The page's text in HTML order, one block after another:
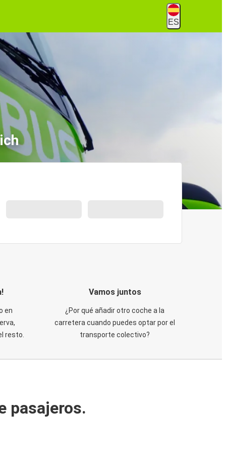
ES
en
resto.
Vamos juntos
¿Por qué añadir otro coche a la
carretera cuando puedes optar por el
transporte colectivo?
pasajeros.